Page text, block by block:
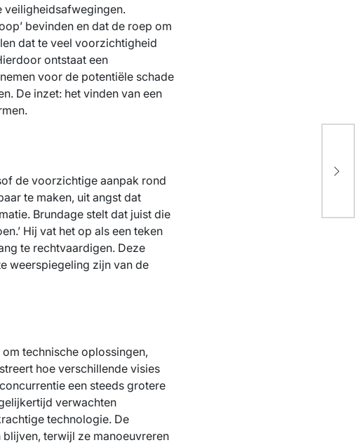
veiligheidsafwegingen.
bevinden en dat de roep om
dat te veel voorzichtigheid
ontstaat een
voor de potentiële schade
De inzet: het vinden van een
de voorzichtige aanpak rond
te maken, uit angst dat
Brundage stelt dat juist die
Hij vat het op als een teken
te rechtvaardigen. Deze
weerspiegeling zijn van de
technische oplossingen,
hoe verschillende visies
een steeds grotere
verwachten
technologie. De
terwijl ze manoeuvreren